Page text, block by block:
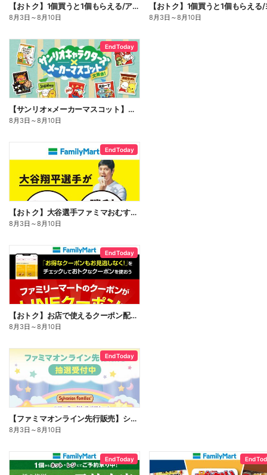
【おトク】1個買うと1個もらえる/アイス
8月3日 ～8月10日 8月3日 ～8月10日
End Today
【サンリオ×メーカーマスコット】オリジナルグッズ貰える!
8月3日 ～8月10日
End Today
【おトク】大谷選手ファミマおむすび割
8月3日 ～8月10日
End Today
【おトク】お店で使えるクーポン配信中
8月3日 ～8月10日
End Today
【ファミマオンライン先行販売】シルバニアファミリー
8月3日 ～8月10日
End Today End